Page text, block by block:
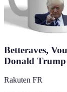
Betteraves,
Donald
Rakuten FR